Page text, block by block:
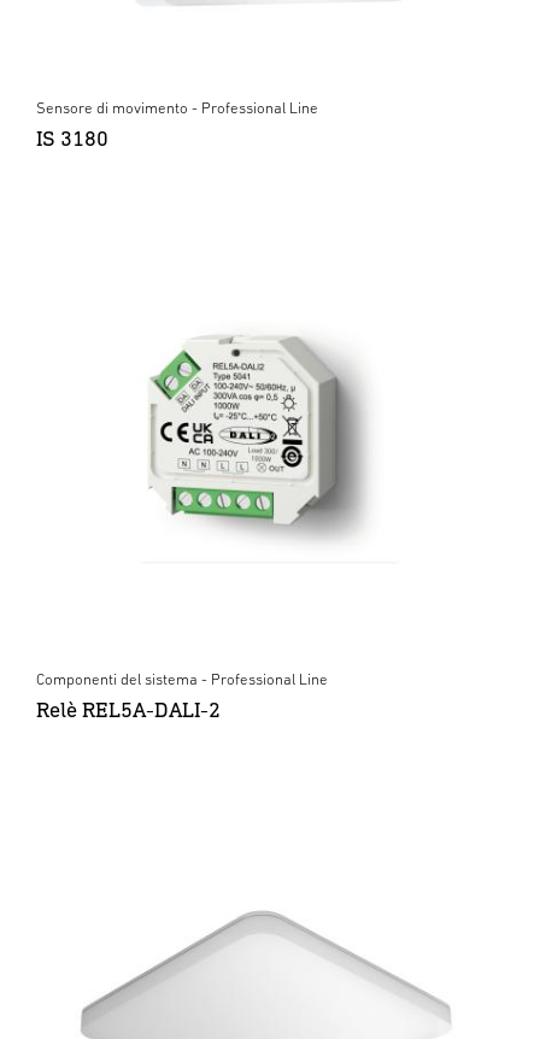
Sensore di movimento - Professional Line
IS 3180
Componenti del sistema - Professional Line
Relè REL5A-DALI-2